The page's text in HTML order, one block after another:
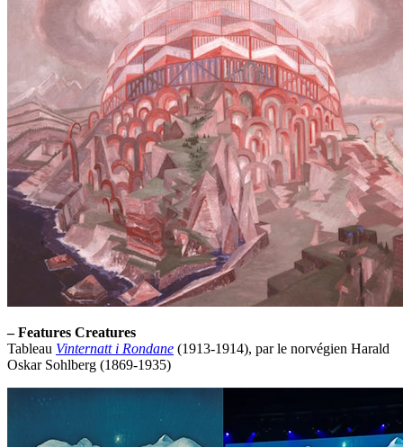
– Features Creatures
Tableau Vinternatt i Rondane (1913-1914), par le norvégien Harald
Oskar Sohlberg (1869-1935)